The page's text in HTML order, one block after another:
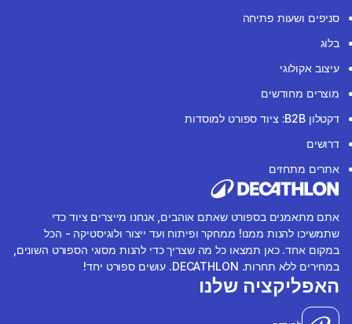
סניפים ושעות פתיחה
בלוג
עיצוב אקולוגי
מוצרים מחודשים
דקטלון B2B: ציוד ספורט למוסדות
דרושים
אתרים מתחזים
אתם מתאמנים בספורט שאתם אוהבים, אנחנו מייצרים ציוד כדי
שתמשיכו להנות ממנו! ממחקר ופיתוח ועד ייצור ולוגיסטיקה - הכל
במקום אחד. כאן תמצאו כל מה שצריך כדי להנות מסוגי הספורט השונים,
במחירים ללא תחרות. DECATHLON. עושים ספורט יחד!
האפליקציה שלנו